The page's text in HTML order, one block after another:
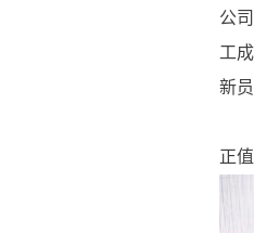
公
工
新
正